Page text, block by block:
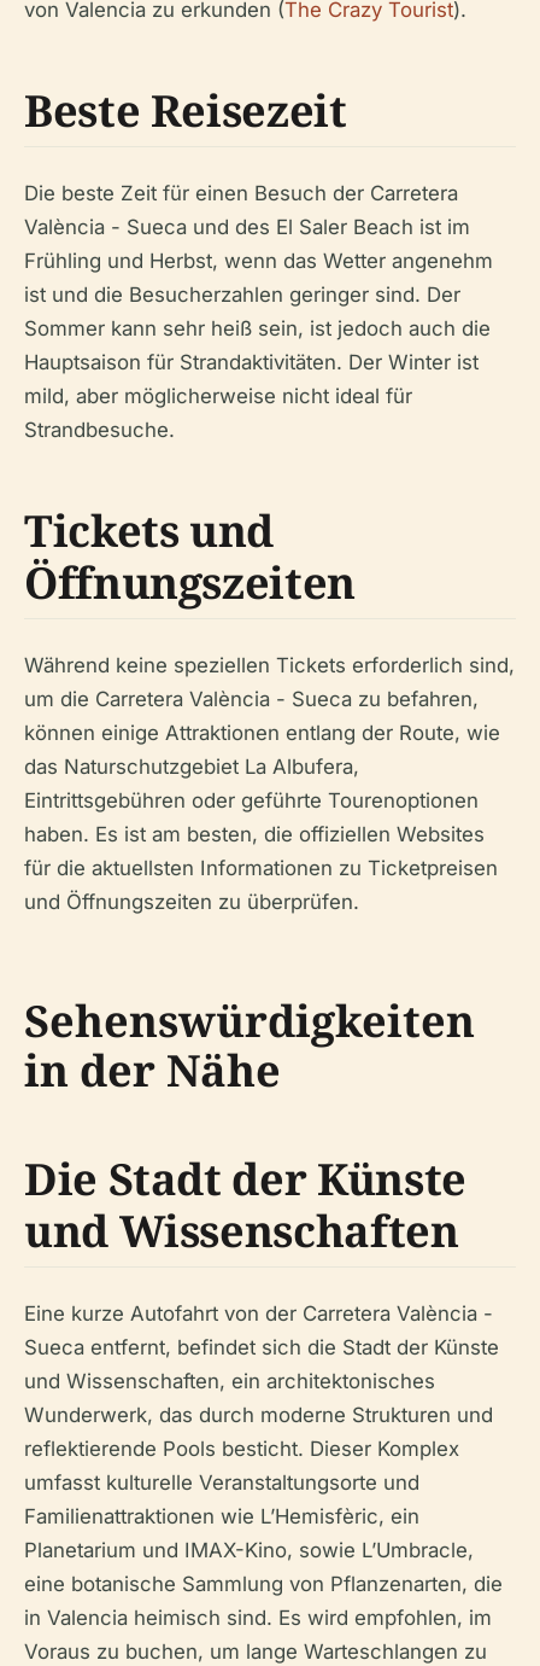
von Valencia zu erkunden (The Crazy Tourist).
Beste Reisezeit
Die beste Zeit für einen Besuch der Carretera
València - Sueca und des El Saler Beach ist im
Frühling und Herbst, wenn das Wetter angenehm
ist und die Besucherzahlen geringer sind. Der
Sommer kann sehr heiß sein, ist jedoch auch die
Hauptsaison für Strandaktivitäten. Der Winter ist
mild, aber möglicherweise nicht ideal für
Strandbesuche.
Tickets und
Öffnungszeiten
Während keine speziellen Tickets erforderlich sind,
um die Carretera València - Sueca zu befahren,
können einige Attraktionen entlang der Route, wie
das Naturschutzgebiet La Albufera,
Eintrittsgebühren oder geführte Tourenoptionen
haben. Es ist am besten, die offiziellen Websites
für die aktuellsten Informationen zu Ticketpreisen
und Öffnungszeiten zu überprüfen.
Sehenswürdigkeiten
in der Nähe
Die Stadt der Künste
und Wissenschaften
Eine kurze Autofahrt von der Carretera València -
Sueca entfernt, befindet sich die Stadt der Künste
und Wissenschaften, ein architektonisches
Wunderwerk, das durch moderne Strukturen und
reflektierende Pools besticht. Dieser Komplex
umfasst kulturelle Veranstaltungsorte und
Familienattraktionen wie L’Hemisfèric, ein
Planetarium und IMAX-Kino, sowie L’Umbracle,
eine botanische Sammlung von Pflanzenarten, die
in Valencia heimisch sind. Es wird empfohlen, im
Voraus zu buchen, um lange Warteschlangen zu